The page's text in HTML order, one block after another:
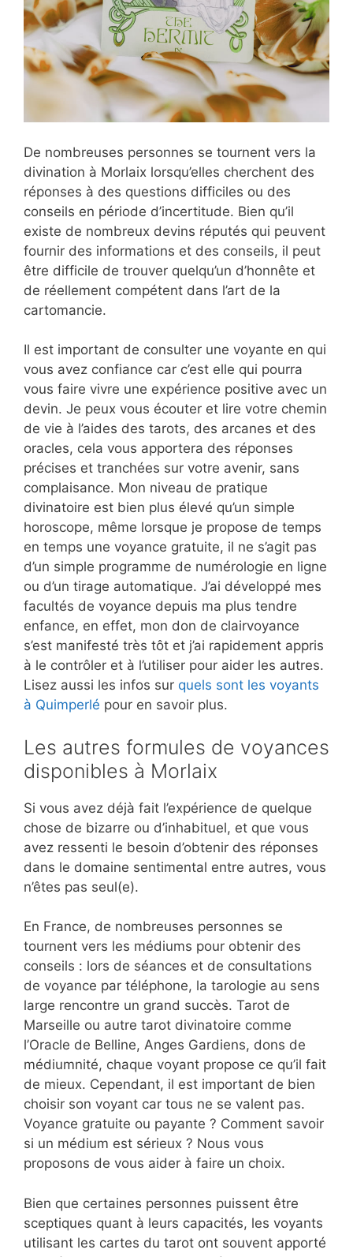
De nombreuses personnes se tournent vers la
divination à Morlaix lorsqu’elles cherchent des
réponses à des questions difficiles ou des
conseils en période d’incertitude. Bien qu’il
existe de nombreux devins réputés qui peuvent
fournir des informations et des conseils, il peut
être difficile de trouver quelqu’un d’honnête et
de réellement compétent dans l’art de la
cartomancie.
Il est important de consulter une voyante en qui
vous avez confiance car c’est elle qui pourra
vous faire vivre une expérience positive avec un
devin. Je peux vous écouter et lire votre chemin
de vie à l’aides des tarots, des arcanes et des
oracles, cela vous apportera des réponses
précises et tranchées sur votre avenir, sans
complaisance. Mon niveau de pratique
divinatoire est bien plus élevé qu’un simple
horoscope, même lorsque je propose de temps
en temps une voyance gratuite, il ne s’agit pas
d’un simple programme de numérologie en ligne
ou d’un tirage automatique. J’ai développé mes
facultés de voyance depuis ma plus tendre
enfance, en effet, mon don de clairvoyance
s’est manifesté très tôt et j’ai rapidement appris
à le contrôler et à l’utiliser pour aider les autres.
Lisez aussi les infos sur quels sont les voyants
à Quimperlé pour en savoir plus.
Les autres formules de voyances
disponibles à Morlaix
Si vous avez déjà fait l’expérience de quelque
chose de bizarre ou d’inhabituel, et que vous
avez ressenti le besoin d’obtenir des réponses
dans le domaine sentimental entre autres, vous
n’êtes pas seul(e).
En France, de nombreuses personnes se
tournent vers les médiums pour obtenir des
conseils : lors de séances et de consultations
de voyance par téléphone, la tarologie au sens
large rencontre un grand succès. Tarot de
Marseille ou autre tarot divinatoire comme
l’Oracle de Belline, Anges Gardiens, dons de
médiumnité, chaque voyant propose ce qu’il fait
de mieux. Cependant, il est important de bien
choisir son voyant car tous ne se valent pas.
Voyance gratuite ou payante ? Comment savoir
si un médium est sérieux ? Nous vous
proposons de vous aider à faire un choix.
Bien que certaines personnes puissent être
sceptiques quant à leurs capacités, les voyants
utilisant les cartes du tarot ont souvent apporté